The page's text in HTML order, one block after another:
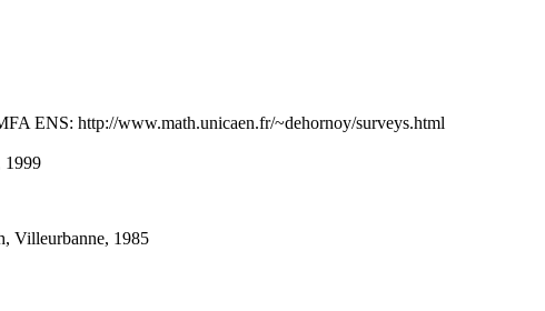
ENS: http://www.math.unicaen.fr/~dehornoy/surveys.html
1999
Villeurbanne, 1985